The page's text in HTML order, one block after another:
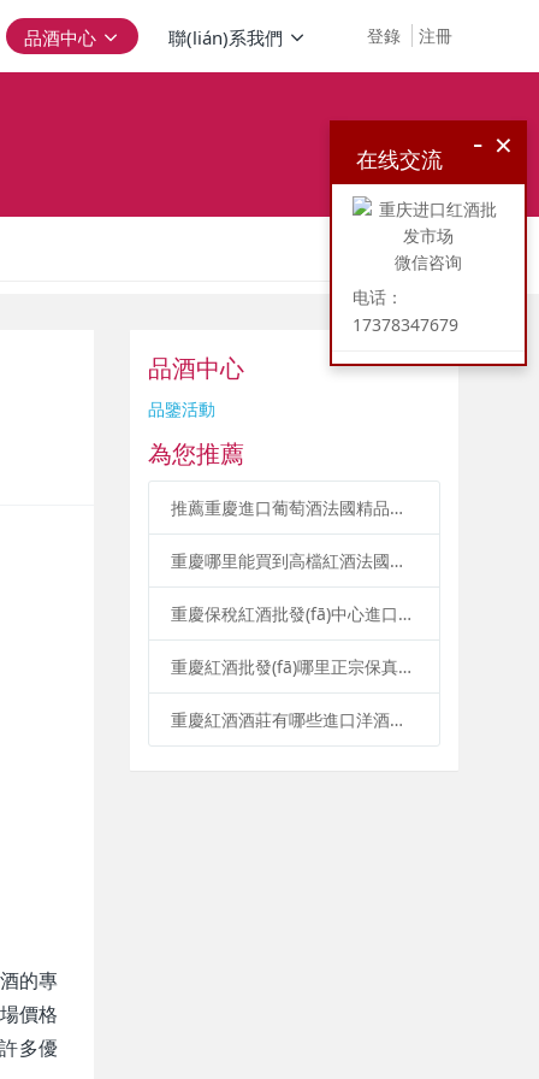
登錄 注冊
品酒中心 聯(lián)系我們
的專
價格
多優
品酒中心
品鑒活動
為您推薦
推薦重慶進口葡萄酒法國精品紅酒品酒會
重慶哪里能買到高檔紅酒法國智利進口紅酒
重慶保稅紅酒批發(fā)中心進口葡萄酒優(yōu)選市場
重慶紅酒批發(fā)哪里正宗保真保稅商品專賣店
重慶紅酒酒莊有哪些進口洋酒批發(fā)團購公司
×
-
在线交流
微信咨询
电话：
17378347679